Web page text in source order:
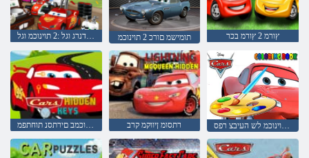
ירפ דנרג וגל :2 תוינוכמ וגל תומישמ םורכ 2 תוינוכמ ץורמ 2 ץורמ בכר
תוינוכמב םירתסנ תוחתפמ רתסומ ןיווקמ קרב ינסיד תוינוכמ לש העיבצ רפס